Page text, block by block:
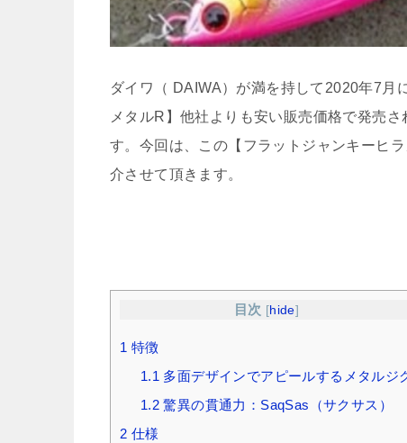
ダイワ（ DAIWA）が満を持して2020年7月
メタルR】他社よりも安い販売価格で発売
す。今回は、この【フラットジャンキーヒ
介させて頂きます。
目次 [hide]
1 特徴
1.1 多面デザインでアピールするメタルジ
1.2 驚異の貫通力：SaqSas（サクサス）
2 仕様